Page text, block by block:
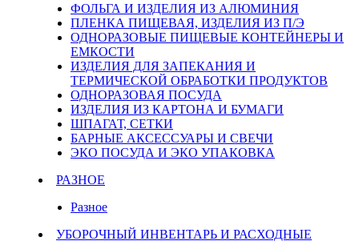
ФОЛЬГА И ИЗДЕЛИЯ ИЗ АЛЮМИНИЯ
ПЛЕНКА ПИЩЕВАЯ, ИЗДЕЛИЯ ИЗ П/Э
ОДНОРАЗОВЫЕ ПИЩЕВЫЕ КОНТЕЙНЕРЫ И
ЕМКОСТИ
ИЗДЕЛИЯ ДЛЯ ЗАПЕКАНИЯ И
ТЕРМИЧЕСКОЙ ОБРАБОТКИ ПРОДУКТОВ
ОДНОРАЗОВАЯ ПОСУДА
ИЗДЕЛИЯ ИЗ КАРТОНА И БУМАГИ
ШПАГАТ, СЕТКИ
БАРНЫЕ АКСЕССУАРЫ И СВЕЧИ
ЭКО ПОСУДА И ЭКО УПАКОВКА
РАЗНОЕ
Разное
УБОРОЧНЫЙ ИНВЕНТАРЬ И РАСХОДНЫЕ